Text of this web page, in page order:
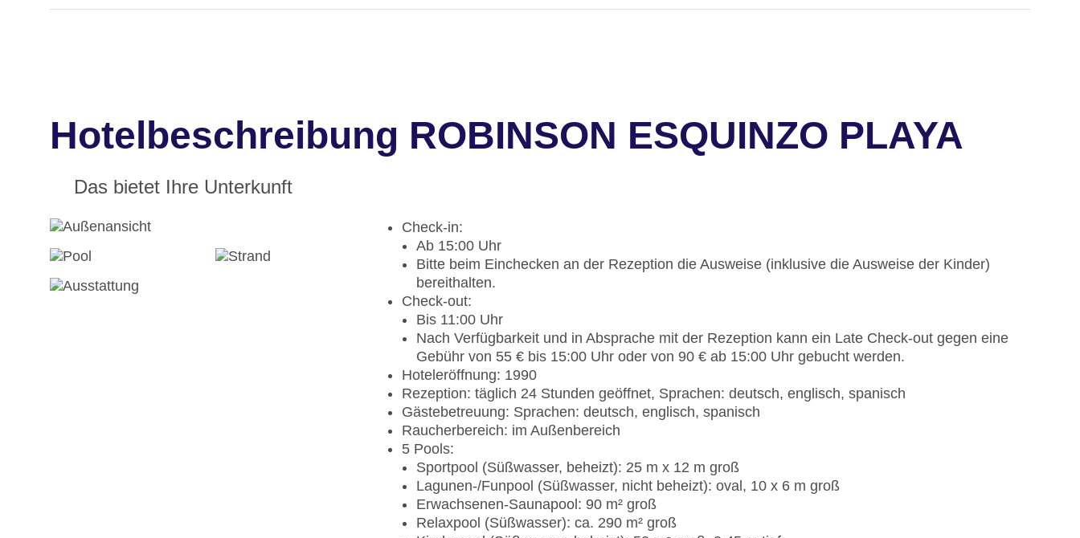
Hotelbeschreibung ROBINSON ESQUINZO PLAYA
Das bietet Ihre Unterkunft
Check-in:
Ab 15:00 Uhr
Bitte beim Einchecken an der Rezeption die Ausweise (inklusive die Ausweise der Kinder)
bereithalten.
Check-out:
Bis 11:00 Uhr
Nach Verfügbarkeit und in Absprache mit der Rezeption kann ein Late Check-out gegen eine
Gebühr von 55 € bis 15:00 Uhr oder von 90 € ab 15:00 Uhr gebucht werden.
Hoteleröffnung: 1990
Rezeption: täglich 24 Stunden geöffnet, Sprachen: deutsch, englisch, spanisch
Gästebetreuung: Sprachen: deutsch, englisch, spanisch
Raucherbereich: im Außenbereich
5 Pools:
Sportpool (Süßwasser, beheizt): 25 m x 12 m groß
Lagunen-/Funpool (Süßwasser, nicht beheizt): oval, 10 x 6 m groß
Erwachsenen-Saunapool: 90 m² groß
Relaxpool (Süßwasser): ca. 290 m² groß